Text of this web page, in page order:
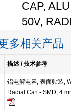
CAP,
50V,
多相关产品
描述 / 技术参考
铝电解电容, 表面贴装,
Radial Can - SMD, 4